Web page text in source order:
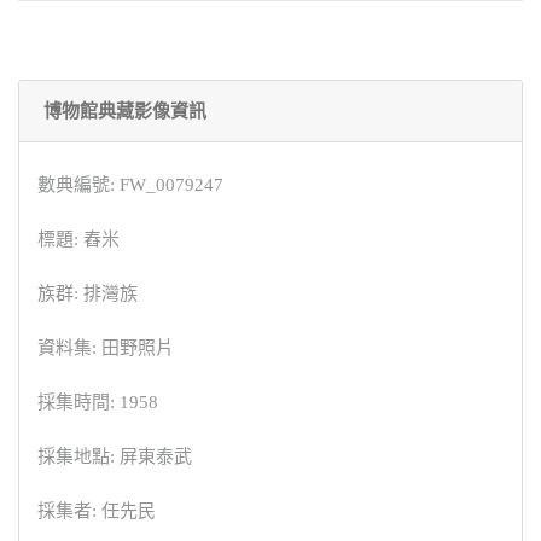
博物館典藏影像資訊
數典編號: FW_0079247
標題: 舂米
族群: 排灣族
資料集: 田野照片
採集時間: 1958
採集地點: 屏東泰武
採集者: 任先民